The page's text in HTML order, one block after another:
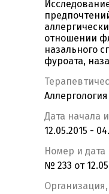
отношении
назального
фуроата,
Дата начала
12.05.2015 -
Номер и дата
№ 233 от